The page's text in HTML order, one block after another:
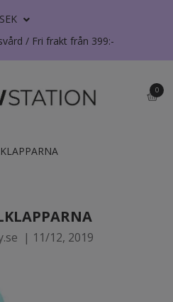
SEK
/ Fri frakt från 399:-
0
| 11/12, 2019